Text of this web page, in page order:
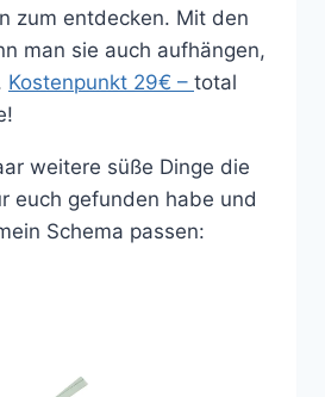
zum entdecken. Mit den
man sie auch aufhängen,
Kostenpunkt 29€ – total
weitere süße Dinge die
euch gefunden habe und
Schema passen: